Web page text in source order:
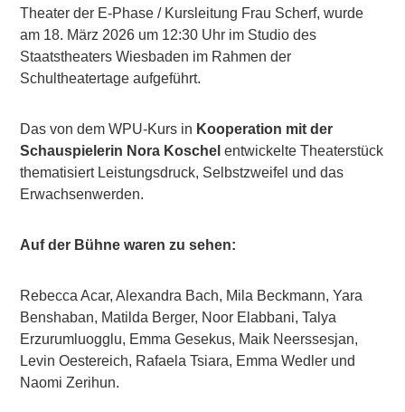
Theater der E-Phase / Kursleitung Frau Scherf, wurde
am 18. März 2026 um 12:30 Uhr im Studio des
Staatstheaters Wiesbaden im Rahmen der
Schultheatertage aufgeführt.
Das von dem WPU-Kurs in Kooperation mit der
Schauspielerin Nora Koschel entwickelte Theaterstück
thematisiert Leistungsdruck, Selbstzweifel und das
Erwachsenwerden.
Auf der Bühne waren zu sehen:
Rebecca Acar, Alexandra Bach, Mila Beckmann, Yara
Benshaban, Matilda Berger, Noor Elabbani, Talya
Erzurumluogglu, Emma Gesekus, Maik Neerssesjan,
Levin Oestereich, Rafaela Tsiara, Emma Wedler und
Naomi Zerihun.